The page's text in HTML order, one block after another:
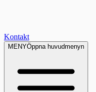
Kontakt
MENYÖppna huvudmenyn